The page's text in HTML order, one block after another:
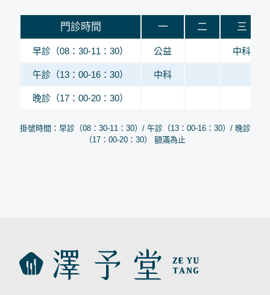
門診時間 一 二 三
早診（08：30-11：30） 公益 中科
午診（13：00-16：30） 中科
晚診（17：00-20：30）
掛號時間：早診（08：30-11：30）/ 午診（13：00-16：30）/ 晚診
（17：00-20：30） 額滿為止